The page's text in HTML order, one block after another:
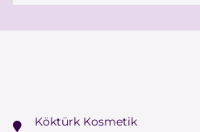
Köktürk Kosmetik